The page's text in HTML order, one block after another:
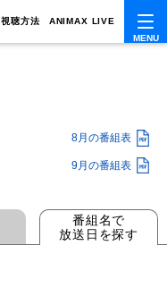
視聴方法 ANIMAX LIVE
8月の番組表
9月の番組表
番組名で
放送日を探す